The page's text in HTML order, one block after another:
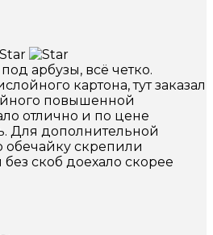
арбузы, всё четко.
картона, тут заказал
повышенной
отлично и по цене
Для дополнительной
скрепили
скоб доехало скорее